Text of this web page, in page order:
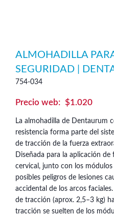
ALMOHADILLA
SEGURIDAD |
754-034
$1.020
La almohadilla de Dentaurum
resistencia forma parte del
de tracción de la fuerza
Diseñada para la aplicación
cervical, junto con los
posibles peligros de lesiones
accidental de los arcos
de tracción (aprox. 2,5–3 kg)
tracción se suelten de los